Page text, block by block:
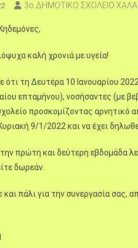
3ο ΔΗΜΟΤΙΚΟ ΣΧΟΛΕΙΟ
καλή χρονιά με υγεία!
τη Δευτέρα 10 Ιανουαρίου
επταμήνου), νοσήσαντες (με
προσκομίζοντας αρνητικό
9/1/2022 και να έχει
πρώτη και δεύτερη εβδομάδα
δωρεάν.
και πάλι για την συνεργασία σας,